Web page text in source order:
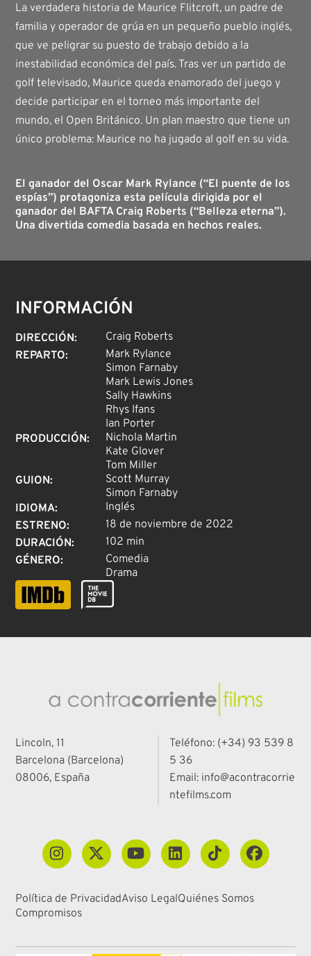
La verdadera historia de Maurice Flitcroft, un padre de
familia y operador de grúa en un pequeño pueblo inglés,
que ve peligrar su puesto de trabajo debido a la
inestabilidad económica del país. Tras ver un partido de
golf televisado, Maurice queda enamorado del juego y
decide participar en el torneo más importante del
mundo, el Open Británico. Un plan maestro que tiene un
único problema: Maurice no ha jugado al golf en su vida.
El ganador del Oscar Mark Rylance (“El puente de los
espías”) protagoniza esta película dirigida por el
ganador del BAFTA Craig Roberts (“Belleza eterna”).
Una divertida comedia basada en hechos reales.
INFORMACIÓN
DIRECCIÓN:
Craig Roberts
REPARTO:
Mark Rylance
Simon Farnaby
Mark Lewis Jones
Sally Hawkins
Rhys Ifans
Ian Porter
PRODUCCIÓN:
Nichola Martin
Kate Glover
Tom Miller
GUION:
Scott Murray
Simon Farnaby
IDIOMA:
Inglés
ESTRENO:
18 de noviembre de 2022
DURACIÓN:
102 min
GÉNERO:
Comedia
Drama
Lincoln, 11
Barcelona (Barcelona)
08006, España
Teléfono: (+34) 93 539 8
5 36
Email: info@acontracorrie
ntefilms.com
Política de PrivacidadAviso LegalQuiénes Somos
Compromisos